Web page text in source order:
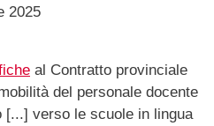
2025
al Contratto provinciale
del personale docente
[...] verso le scuole in lingua